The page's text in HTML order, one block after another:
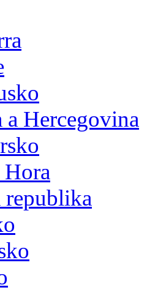
a Hercegovina
Hora
republika